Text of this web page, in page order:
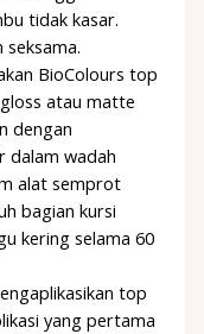
tidak kasar.
BioColours top
atau matte
dengan
dalam wadah
alat semprot
bagian kursi
kering selama 60
top
yang pertama